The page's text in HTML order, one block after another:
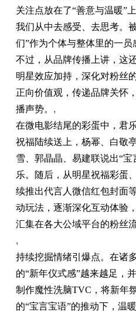
关注点放在了“善意与温暖”
我们从中去感受、去思考。
们”作为个体与整体里的一员
不过，从品牌传播上讲，这还
明星效应加持，深化对粉丝
正向价值观，传递品牌关怀
播声势。 ,
在微电影结尾的彩蛋中，君
祝福陆续送上，杨幂、白敬
雪、郭晶晶、易建联说出“
乐。随后，从明星祝福彩蛋
续推出代言人 微信红包封面
动玩法，逐渐深化互动体验
汇集在各大公域平台的粉丝
,
持续挖掘情绪引爆点。在诸
的“新年仪式感”越来越足，
制作魔性洗脑TVC，将新年
的“宝言宝语”的推动下，温